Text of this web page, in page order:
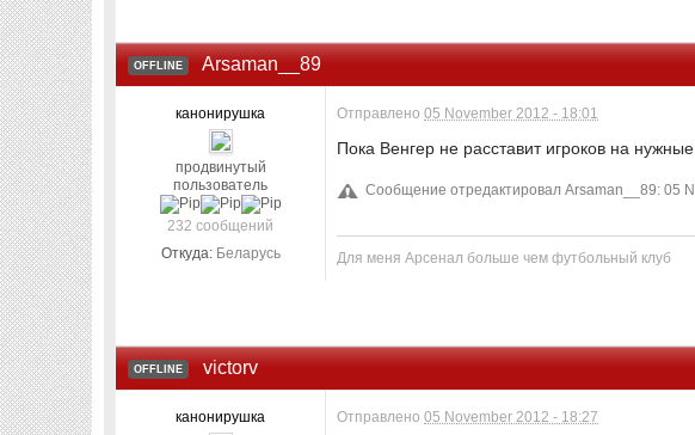
OFFLINE Arsaman__89
канонирушка
продвинутый
пользователь
232 сообщений
Откуда: Беларусь
Отправлено05 November 2012 - 18:01
Пока Венгер не расставит игроков на
Сообщение отредактировал Arsaman__89: 05
Для меня Арсенал больше чем футбольный клуб
OFFLINE victorv
канонирушка Отправлено05 November 2012 - 18:27